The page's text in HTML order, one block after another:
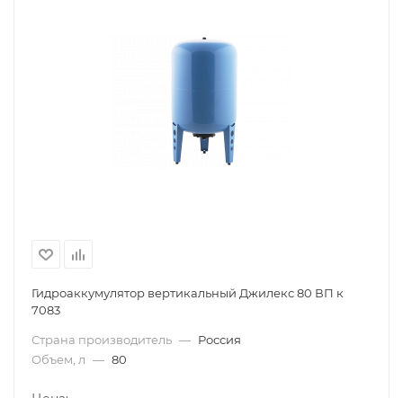
Гидроаккумулятор вертикальный Джилекс 80 ВП к
7083
Страна производитель — Россия
Объем, л — 80